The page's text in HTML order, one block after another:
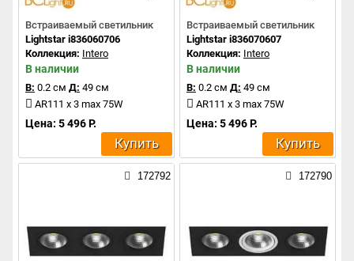
Встраиваемый светильник
Lightstar i836060706
Коллекция: Intero
В наличии
В: 0.2 см Д: 49 см
AR111 x 3 max 75W
Цена: 5 496 Р.
Купить
Встраиваемый светильник
Lightstar i836070607
Коллекция: Intero
В наличии
В: 0.2 см Д: 49 см
AR111 x 3 max 75W
Цена: 5 496 Р.
Купить
172792 172790